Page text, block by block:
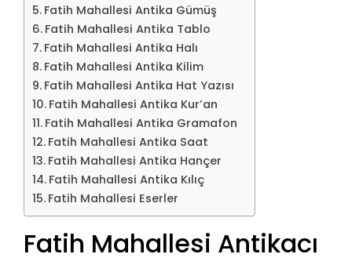
Fatih Mahallesi Antika Gümüş
Fatih Mahallesi Antika Tablo
Fatih Mahallesi Antika Halı
Fatih Mahallesi Antika Kilim
Fatih Mahallesi Antika Hat Yazısı
Fatih Mahallesi Antika Kur’an
Fatih Mahallesi Antika Gramafon
Fatih Mahallesi Antika Saat
Fatih Mahallesi Antika Hançer
Fatih Mahallesi Antika Kılıç
Fatih Mahallesi Eserler
Fatih Mahallesi Antikacı